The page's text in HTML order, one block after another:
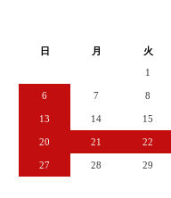
日 月 火
1
6 7 8
13 14 15
20 21 22
27 28 29